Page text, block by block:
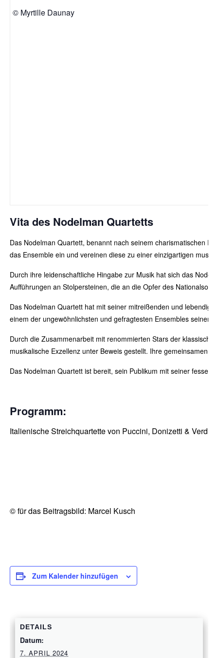
© Myrtille Daunay
Vita des Nodelman Quartetts
Das Nodelman Quartett, benannt nach seinem charismatischen
das Ensemble ein und vereinen diese zu einer einzigartigen
Durch ihre leidenschaftliche Hingabe zur Musik hat sich das
Aufführungen an Stolpersteinen, die an die Opfer des
Das Nodelman Quartett hat mit seiner mitreißenden und
einem der ungewöhnlichsten und gefragtesten Ensembles seiner
Durch die Zusammenarbeit mit renommierten Stars der
musikalische Exzellenz unter Beweis gestellt. Ihre gemeinsamen
Das Nodelman Quartett ist bereit, sein Publikum mit seiner
Programm:
Italienische Streichquartette von Puccini, Donizetti & Verdi
© für das Beitragsbild: Marcel Kusch
Zum Kalender hinzufügen
DETAILS
Datum:
7. APRIL 2024